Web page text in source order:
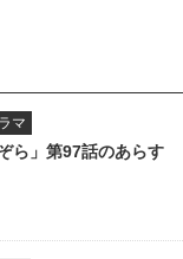
マ
ら」第97話のあらす